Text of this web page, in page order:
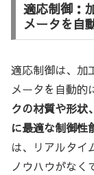
適応制御：
メータを自
適応制御は、加
メータを自動的
クの材質や形状
に最適な制御性
は、リアルタイ
ノウハウがなく